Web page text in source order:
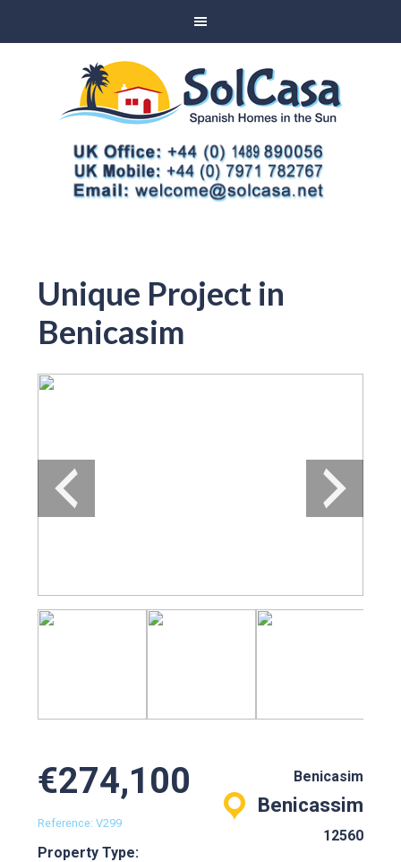
Unique Project in
Benicasim
€274,100
Reference: V299
Property Type:
Benicasim
Benicassim
12560